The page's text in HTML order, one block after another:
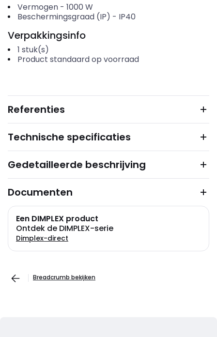
Vermogen- 1000 W
Beschermingsgraad (IP) - IP40
Verpakkingsinfo
1 stuk(s)
Product standaard op voorraad
Referenties
Technische specificaties
Gedetailleerde beschrijving
Documenten
Een DIMPLEX product
Ontdek de DIMPLEX-serie
Dimplex-direct
Breadcrumb bekijken